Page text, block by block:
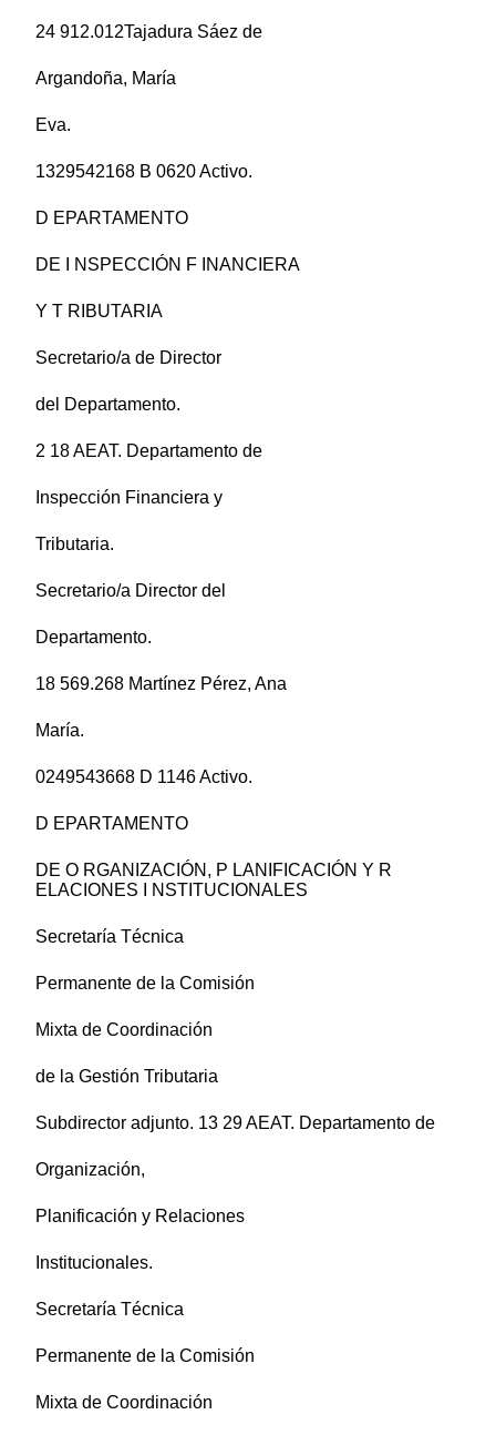
24 912.012Tajadura Sáez de
Argandoña, María
Eva.
1329542168 B 0620 Activo.
D EPARTAMENTO
DE I NSPECCIÓN F INANCIERA
Y T RIBUTARIA
Secretario/a de Director
del Departamento.
2 18 AEAT. Departamento de
Inspección Financiera y
Tributaria.
Secretario/a Director del
Departamento.
18 569.268 Martínez Pérez, Ana
María.
0249543668 D 1146 Activo.
D EPARTAMENTO
DE O RGANIZACIÓN, P LANIFICACIÓN Y R
ELACIONES I NSTITUCIONALES
Secretaría Técnica
Permanente de la Comisión
Mixta de Coordinación
de la Gestión Tributaria
Subdirector adjunto. 13 29 AEAT. Departamento de
Organización,
Planificación y Relaciones
Institucionales.
Secretaría Técnica
Permanente de la Comisión
Mixta de Coordinación